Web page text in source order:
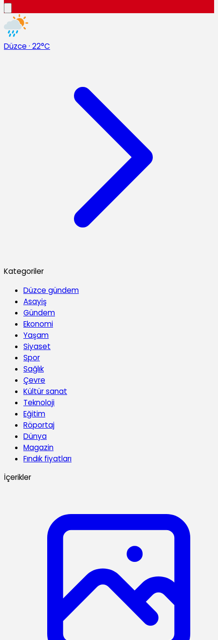
Düzce · 22°C
Kategoriler
Düzce gündem
Asayiş
Gündem
Ekonomi
Yaşam
Siyaset
Spor
Sağlık
Çevre
Kültür sanat
Teknoloji
Eğitim
Röportaj
Dünya
Magazin
Fındık fiyatları
İçerikler